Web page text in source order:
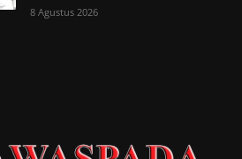
8 Agustus 2026